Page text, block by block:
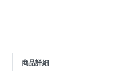
[主人公である小説家の遺作]を絵本化。
＜小説/絵本版＞ 凛々風猛 -ririkazetakeru
商品詳細